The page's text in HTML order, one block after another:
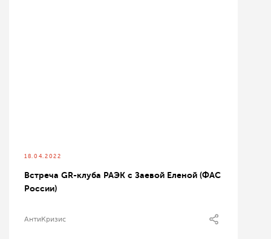
18.04.2022
Встреча GR-клуба РАЭК с Заевой Еленой (ФАС
России)
АнтиКризис